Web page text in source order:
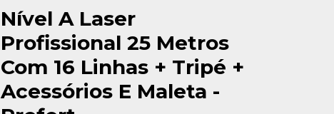
Nível A Laser
Profissional 25 Metros
Com 16 Linhas + Tripé +
Acessórios E Maleta -